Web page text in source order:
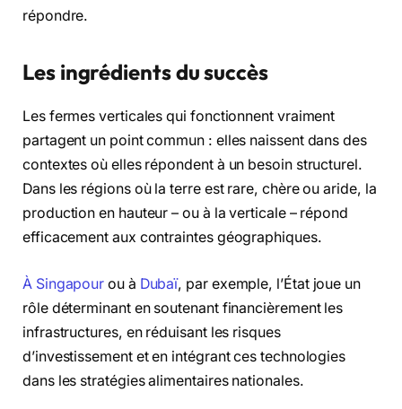
répondre.
Les ingrédients du succès
Les fermes verticales qui fonctionnent vraiment
partagent un point commun : elles naissent dans des
contextes où elles répondent à un besoin structurel.
Dans les régions où la terre est rare, chère ou aride, la
production en hauteur – ou à la verticale – répond
efficacement aux contraintes géographiques.
À Singapour ou à Dubaï, par exemple, l’État joue un
rôle déterminant en soutenant financièrement les
infrastructures, en réduisant les risques
d’investissement et en intégrant ces technologies
dans les stratégies alimentaires nationales.